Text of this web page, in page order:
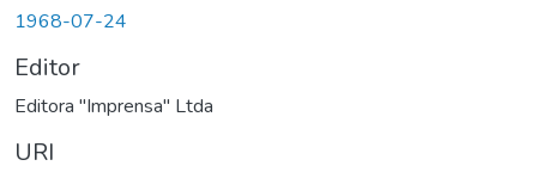
1968-07-24
Editor
Editora "Imprensa" Ltda
URI